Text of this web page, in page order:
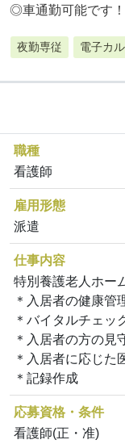
◎車通勤可能です！
夜勤専従 電子カ
職種
看護師
雇用形態
派遣
仕事内容
特別養護老人ホー
＊入居者の健康管
＊バイタルチェッ
＊入居者の方の見
＊入居者に応じた
＊記録作成
応募資格・条件
看護師(正・准)